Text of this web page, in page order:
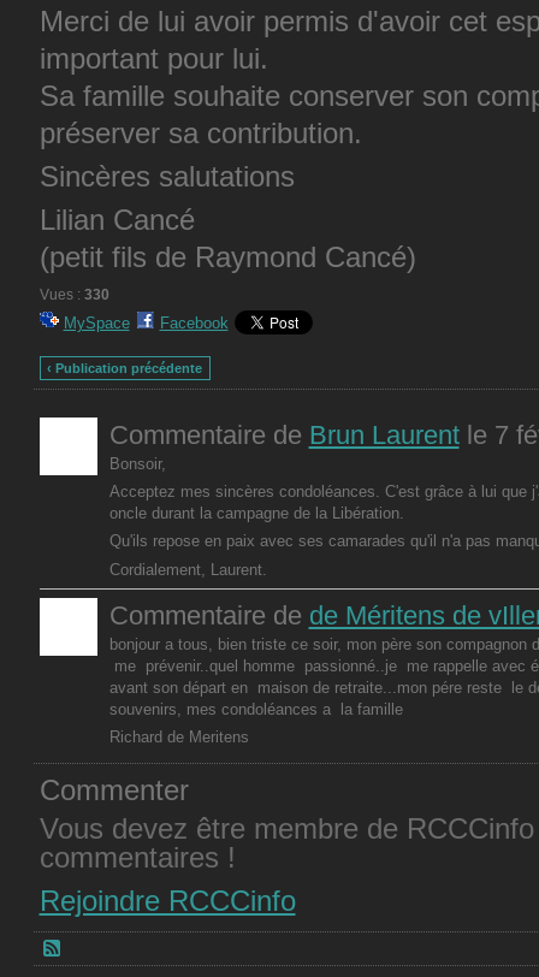
Merci de lui avoir permis d'avoir cet
important pour lui.
Sa famille souhaite conserver son
préserver sa contribution.
Sincères salutations
Lilian Cancé
(petit fils de Raymond Cancé)
Vues : 330
MySpace Facebook
‹ Publication précédente
Commentaire de Brun Laurentle 7
Bonsoir,
Acceptez mes sincères condoléances. C'est grâce à lui que
oncle durant la campagne de la Libération.
Qu'ils repose en paix avec ses camarades qu'il n'a pas
Cordialement, Laurent.
Commentaire de de Méritens de
bonjour a tous, bien triste ce soir, mon père son
me prévenir..quel homme passionné..je me rappelle avec
avant son départ en maison de retraite...mon pére reste le
souvenirs, mes condoléances a la famille
Richard de Meritens
Commenter
Vous devez être membre de
commentaires !
Rejoindre RCCCinfo